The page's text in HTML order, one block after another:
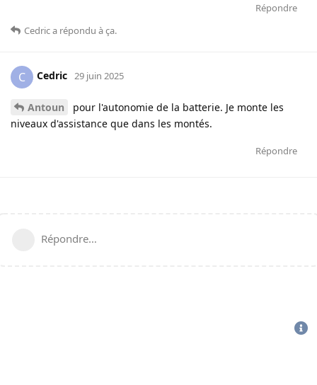
Répondre
Cedrica répondu à ça.
C Cedric 29 juin 2025
Antoun
pour l'autonomie de la batterie. Je monte les
niveaux d'assistance que dans les montés.
Répondre
Répondre…